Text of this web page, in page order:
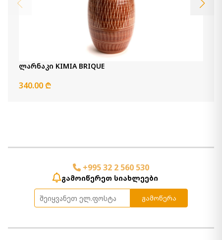
- +
კალათაში დამატება
სურათი Engelworth
690.00 ₾
Item: A8000453
- +
კალათაში დამატება
სურათი Jumana
390.00 ₾
195.00 ₾
ფერი:Blue/Gray/White
ლარნაკი KIMIA BRIQUE
340.00 ₾
+995 32 2 560 530
გამოიწერეთ სიახლეები
გამოწერა